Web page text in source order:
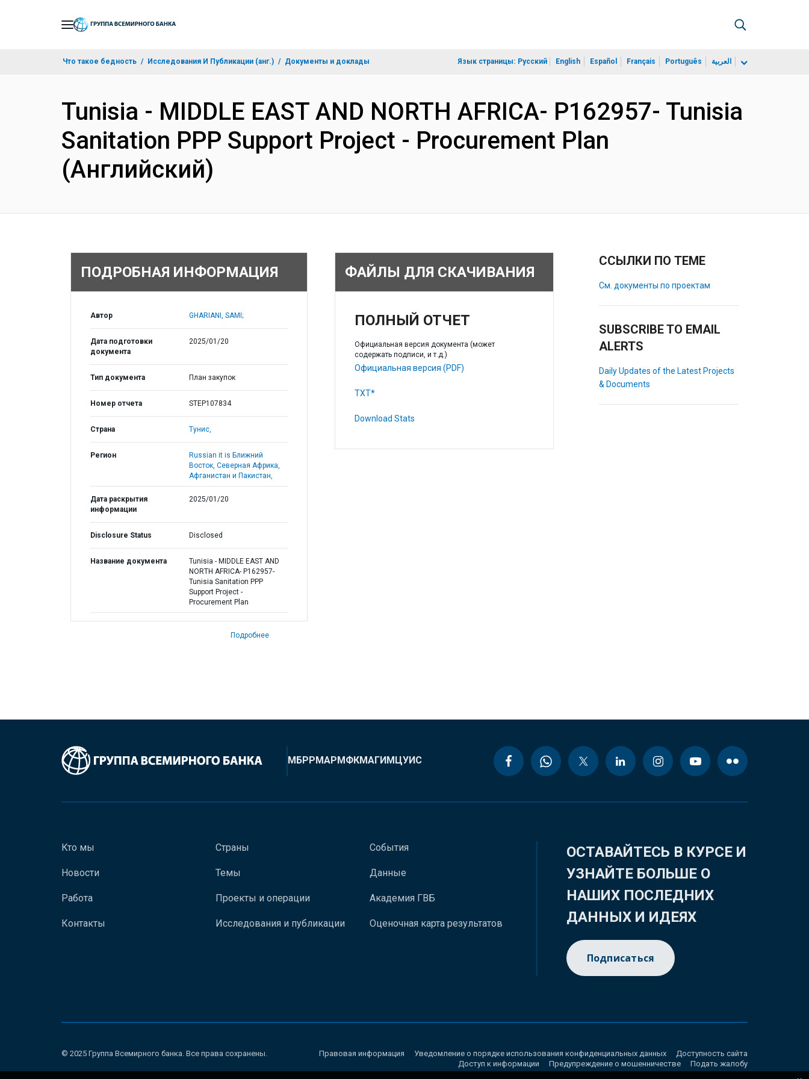
Что такое бедность Исследования И Публикации (анг.) Документы и доклады Язык страницы: Русский English Español Français Português العربية
Tunisia - MIDDLE EAST AND NORTH AFRICA- P162957- Tunisia
Sanitation PPP Support Project - Procurement Plan
(Английский)
ПОДРОБНАЯ ИНФОРМАЦИЯ
Автор GHARIANI, SAMI;
Дата подготовки
документа
2025/01/20
Тип документа План закупок
Номер отчета STEP107834
Страна Тунис,
Регион
Russian it is Ближний
Восток, Северная Африка,
Афганистан и Пакистан,
Дата раскрытия
информации
2025/01/20
Disclosure Status Disclosed
Название документа
Tunisia - MIDDLE EAST AND
NORTH AFRICA- P162957-
Tunisia Sanitation PPP
Support Project -
Procurement Plan
Подробнее
ФАЙЛЫ ДЛЯ СКАЧИВАНИЯ
ПОЛНЫЙ ОТЧЕТ
Официальная версия документа (может
содержать подписи, и т.д.)
Официальная версия (PDF)
TXT*
Download Stats
ССЫЛКИ ПО ТЕМЕ
См. документы по проектам
SUBSCRIBE TO EMAIL
ALERTS
Daily Updates of the Latest Projects
& Documents
МБРРМАРМФКМАГИМЦУИС
Кто мы
Новости
Работа
Контакты
Страны
Темы
Проекты и операции
Исследования и публикации
События
Данные
Академия ГВБ
Оценочная карта результатов
ОСТАВАЙТЕСЬ В КУРСЕ И
УЗНАЙТЕ БОЛЬШЕ О
НАШИХ ПОСЛЕДНИХ
ДАННЫХ И ИДЕЯХ
Подписаться
© 2025 Группа Всемирного банка. Все права сохранены. Правовая информация Уведомление о порядке использования конфиденциальных данных
Доступность сайта
Доступ к информации
Предупреждение о мошенничестве Подать жалобу